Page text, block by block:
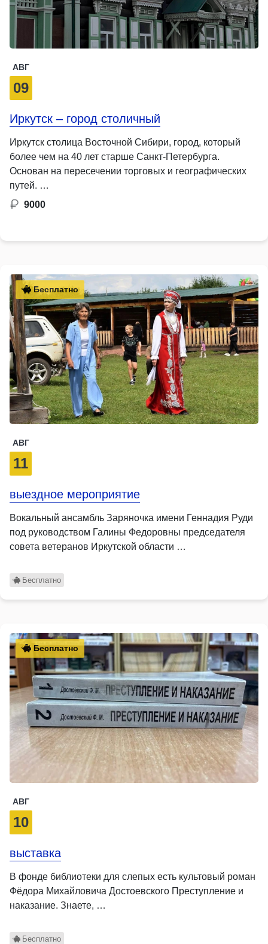
АВГ
09
Иркутск – город столичный
Иркутск столица Восточной Сибири, город, который
более чем на 40 лет старше Санкт-Петербурга.
Основан на пересечении торговых и географических
путей. …
9000
Бесплатно
АВГ
11
выездное мероприятие
Вокальный ансамбль Заряночка имени Геннадия Руди
под руководством Галины Федоровны председателя
совета ветеранов Иркутской области …
Бесплатно
Бесплатно
АВГ
10
выставка
В фонде библиотеки для слепых есть культовый роман
Фёдора Михайловича Достоевского Преступление и
наказание. Знаете, …
Бесплатно